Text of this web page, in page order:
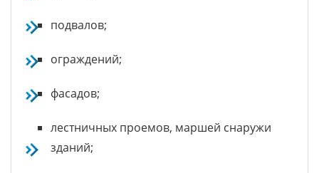
подвалов;
ограждений;
фасадов;
лестничных проемов, маршей снаружи
зданий;